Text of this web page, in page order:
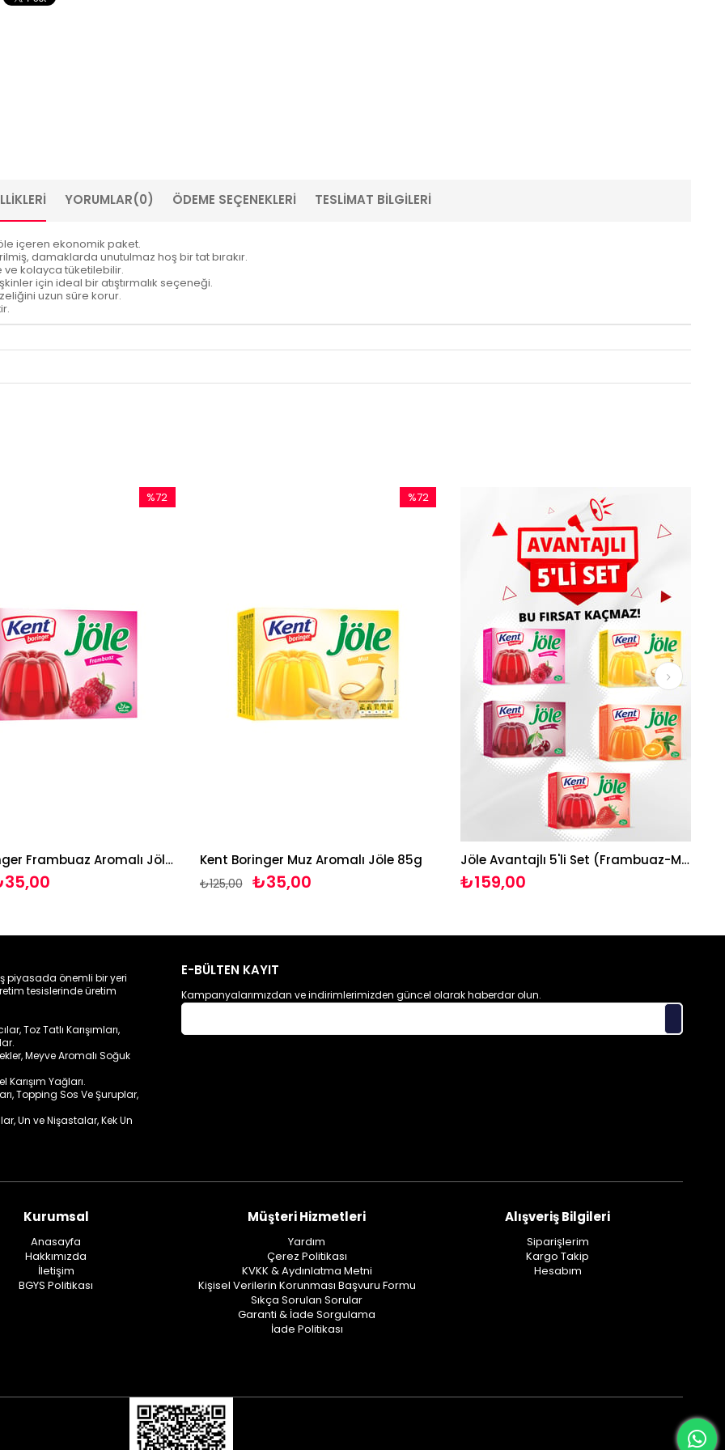
YORUMLAR(0) ÖDEME SEÇENEKLERI TESLIMAT BILGILERI
içeren ekonomik paket.
damaklarda unutulmaz hoş bir tat bırakır.
ve kolayca tüketilebilir.
için ideal bir atıştırmalık seçeneği.
uzun süre korur.
Kent Boringer Frambuaz Aromalı Jöle 85g
%72
Kent Boringer Muz Aromalı Jöle 85g
₺35,00
₺125,00
%72
Jöle Avantajlı 5'li Set (Frambuaz-Muz-Vişne-Portakal-Çilek)
₺159,00
piyasada önemli bir yeri
tesislerinde üretim
Toz Tatlı Karışımları,
Meyve Aromalı Soğuk
Karışım Yağları.
Topping Sos Ve Şuruplar,
Un ve Nişastalar, Kek Un
E-BÜLTEN KAYIT
Kampanyalarımızdan ve indirimlerimizden güncel olarak haberdar olun.
Kurumsal
Anasayfa
Hakkımızda
İletişim
BGYS Politikası
Müşteri Hizmetleri
Yardım
Çerez Politikası
KVKK & Aydınlatma Metni
Kişisel Verilerin Korunması Başvuru Formu
Sıkça Sorulan Sorular
Garanti & İade Sorgulama
İade Politikası
Alışveriş Bilgileri
Siparişlerim
Kargo Takip
Hesabım